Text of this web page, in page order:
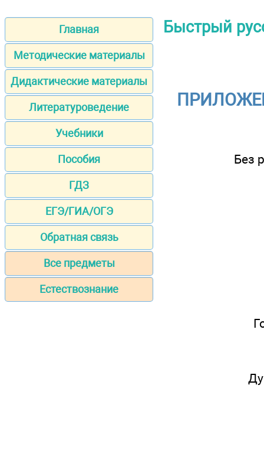
Главная
Методические материалы
Дидактические материалы
Литературоведение
Учебники
Пособия
ГДЗ
ЕГЭ/ГИА/ОГЭ
Обратная связь
Все предметы
Естествознание
Быстрый
Без